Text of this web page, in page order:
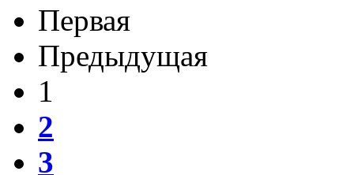
Первая
Предыдущая
1
2
3